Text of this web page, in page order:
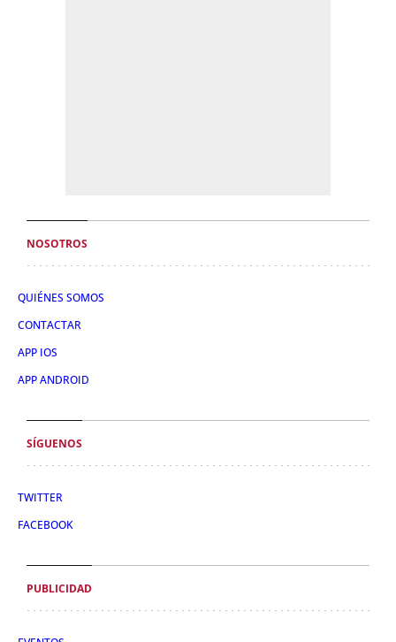
NOSOTROS
QUIÉNES SOMOS
CONTACTAR
APP IOS
APP ANDROID
SÍGUENOS
TWITTER
FACEBOOK
PUBLICIDAD